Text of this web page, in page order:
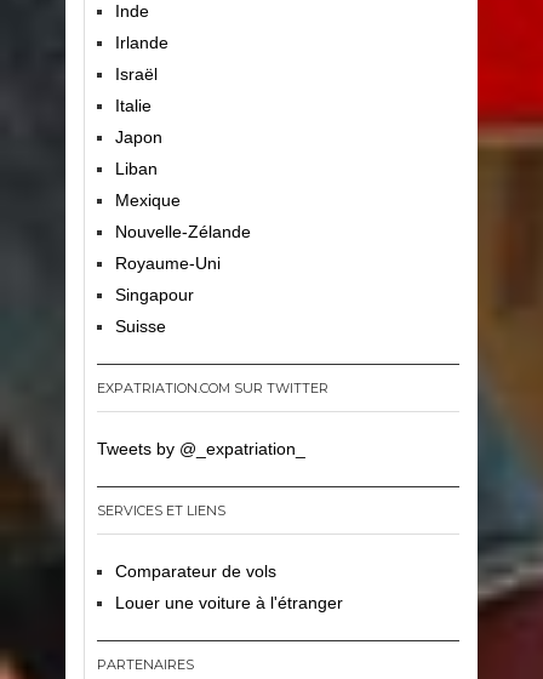
Inde
Irlande
Israël
Italie
Japon
Liban
Mexique
Nouvelle-Zélande
Royaume-Uni
Singapour
Suisse
EXPATRIATION.COM SUR TWITTER
Tweets by @_expatriation_
SERVICES ET LIENS
Comparateur de vols
Louer une voiture à l'étranger
PARTENAIRES